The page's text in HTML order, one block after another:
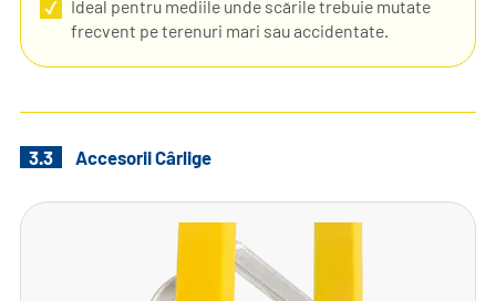
Ideal pentru mediile unde scările trebuie mutate
frecvent pe terenuri mari sau accidentate.
3.3 Accesorii Cârlige